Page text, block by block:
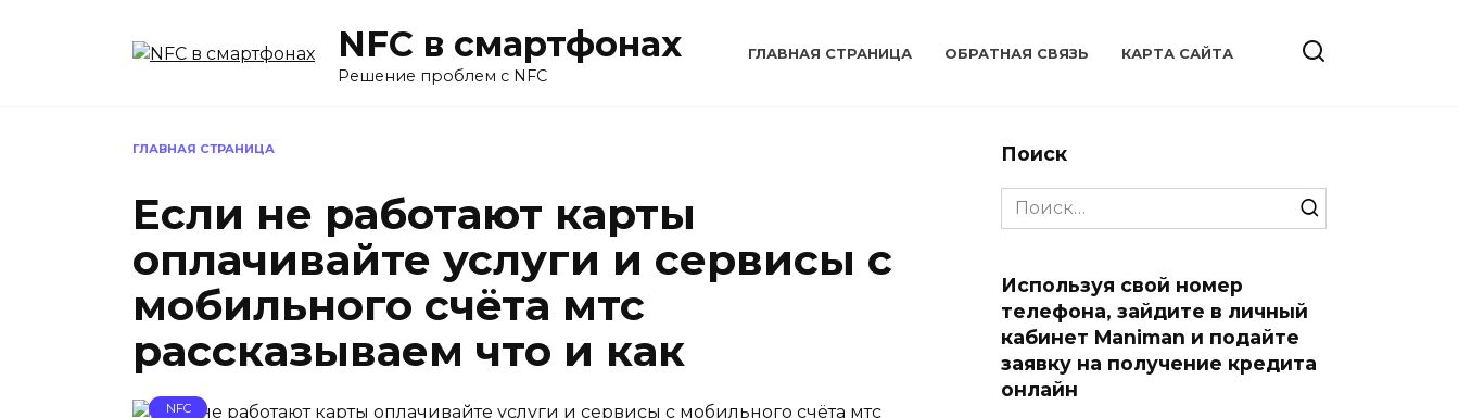
NFC в смартфонах
Решение проблем с NFC
ГЛАВНАЯ СТРАНИЦА ОБРАТНАЯ СВЯЗЬ КАРТА САЙТА
ГЛАВНАЯ СТРАНИЦА
Если не работают карты
оплачивайте услуги и сервисы с
мобильного счёта мтс
рассказываем что и как
NFC
Поиск
Search
for:
Используя свой номер
телефона, зайдите в личный
кабинет Maniman и подайте
заявку на получение кредита
онлайн